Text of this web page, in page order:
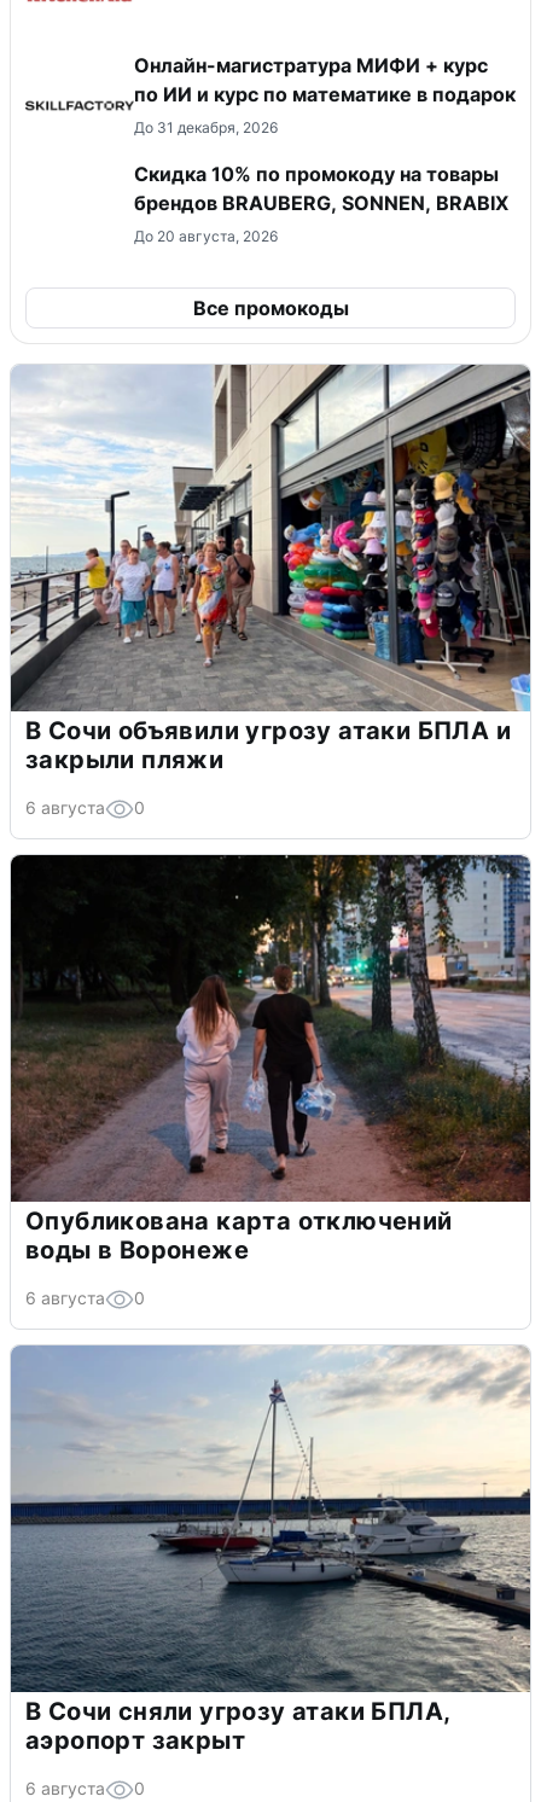
Онлайн-магистратура МИФИ + курс
по ИИ и курс по математике в подарок
До 31 декабря, 2026
Скидка 10% по промокоду на товары
брендов BRAUBERG, SONNEN, BRABIX
До 20 августа, 2026
Все промокоды
В Сочи объявили угрозу атаки БПЛА и
закрыли пляжи
6 августа 0
Опубликована карта отключений
воды в Воронеже
6 августа 0
В Сочи сняли угрозу атаки БПЛА,
аэропорт закрыт
6 августа 0